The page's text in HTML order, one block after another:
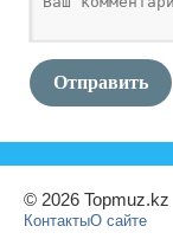
Отправить
© 2026 Topmuz.kz
КонтактыО сайте